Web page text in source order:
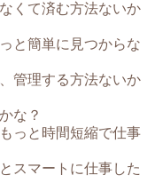
くて済む方法ないか
と簡単に見つからな
管理する方法ないか
な？
っと時間短縮で仕事
スマートに仕事した